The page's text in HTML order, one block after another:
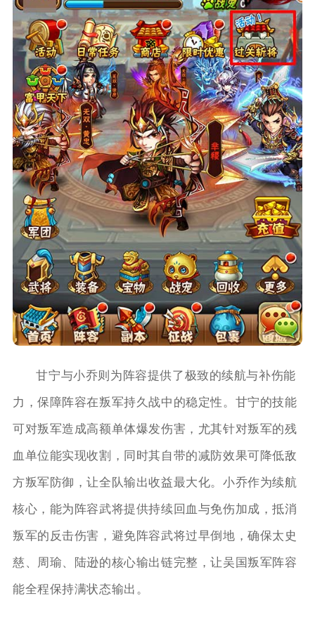
甘宁与小乔则为阵容提供了极致的续航与补伤能
力，保障阵容在叛军持久战中的稳定性。甘宁的技能
可对叛军造成高额单体爆发伤害，尤其针对叛军的残
血单位能实现收割，同时其自带的减防效果可降低敌
方叛军防御，让全队输出收益最大化。小乔作为续航
核心，能为阵容武将提供持续回血与免伤加成，抵消
叛军的反击伤害，避免阵容武将过早倒地，确保太史
慈、周瑜、陆逊的核心输出链完整，让吴国叛军阵容
能全程保持满状态输出。